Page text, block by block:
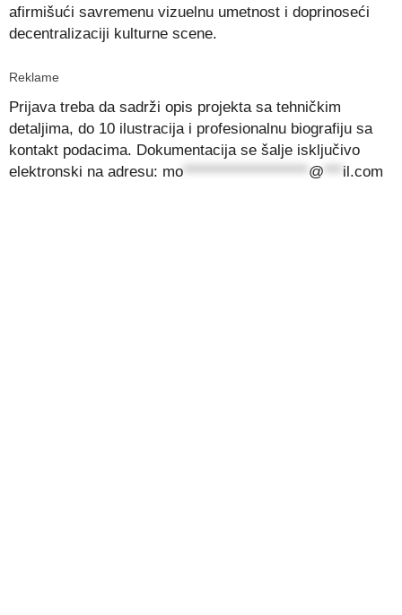
afirmišući savremenu vizuelnu umetnost i doprinoseći
decentralizaciji kulturne scene.
Reklame
Prijava treba da sadrži opis projekta sa tehničkim
detaljima, do 10 ilustracija i profesionalnu biografiju sa
kontakt podacima. Dokumentacija se šalje isključivo
elektronski na adresu: mo ******************** @ *** il.com